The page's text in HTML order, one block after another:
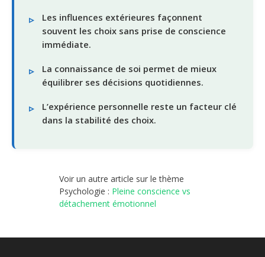
Les influences extérieures façonnent
souvent les choix sans prise de conscience
immédiate.
La connaissance de soi permet de mieux
équilibrer ses décisions quotidiennes.
L’expérience personnelle reste un facteur clé
dans la stabilité des choix.
Voir un autre article sur le thème
Psychologie : Pleine conscience vs
détachement émotionnel